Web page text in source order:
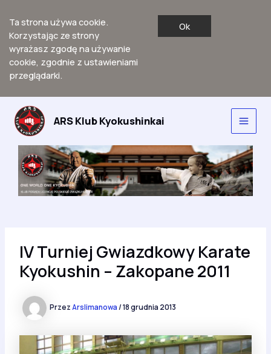
Ta strona używa cookie.
Korzystając ze strony
wyrażasz zgodę na używanie
cookie, zgodnie z ustawieniami
przeglądarki.
Ok
Przejdź
treści
ARS Klub Kyokushinkai
Main
IV Turniej Gwiazdkowy Karate
Kyokushin – Zakopane 2011
PrzezArslimanowa/18 grudnia 2013